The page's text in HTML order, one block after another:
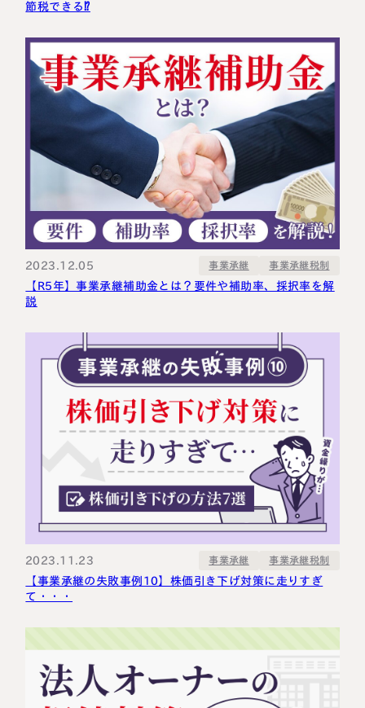
節税できる⁉
2023.12.05 事業承継 事業承継税制
【R5年】事業承継補助金とは？要件や補助率、採択率を解
説
2023.11.23 事業承継 事業承継税制
【事業承継の失敗事例10】株価引き下げ対策に走りすぎ
て・・・